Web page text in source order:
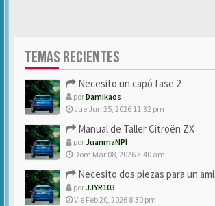
TEMAS RECIENTES
Necesito un capó fase 2
porDamikaos
Jue Jun 25, 2026 11:32 pm
Manual de Taller Citroën ZX
porJuanmaNPI
Dom Mar 08, 2026 3:40 am
Necesito dos piezas para un
porJJYR103
Vie Feb 20, 2026 8:30 pm